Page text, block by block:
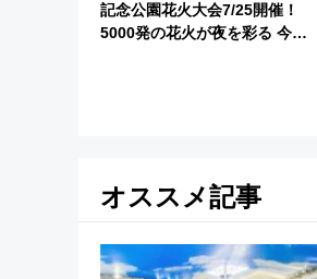
記念公園花火大会7/25開催！
5000発の花火が夜を彩る 今年
オススメ記事